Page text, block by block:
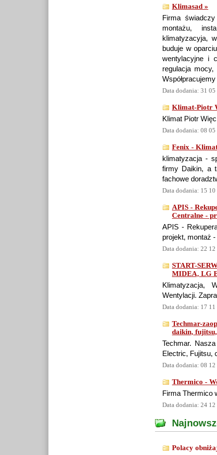
Klimasad »
Firma
montażu,
klimatyzacyja,
buduje w
wentylacyjne i
regulacja mocy,
Data dodania: 31
Klimat-Piotr
Klimat Piotr
Data dodania: 08
Fenix -
klimatyzacja -
firmy Daikin, a
fachowe
Data dodania: 15
APIS -
Centralne -
APIS -
projekt, montaż
Data dodania: 22
START-
MIDEA, LG
Klimatyzacja,
Wentylacji.
Data dodania: 17
Techmar-
daikin,
Techmar.
Electric, Fujitsu,
Data dodania: 08
Thermico -
Firma Thermico
Data dodania: 24
Polacy